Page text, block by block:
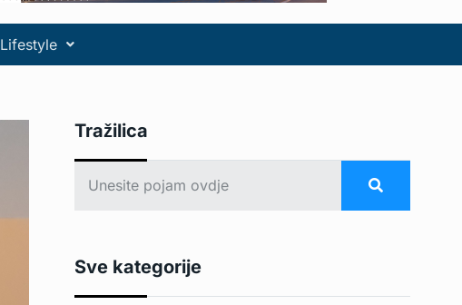
Lifestyle
Tražilica
Sve kategorije